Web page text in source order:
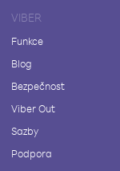
VIBER
Funkce
Blog
Bezpečnost
Viber Out
Sazby
Podpora